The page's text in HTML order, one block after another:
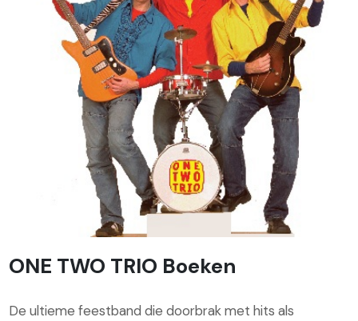
ONE TWO TRIO Boeken
De ultieme feestband die doorbrak met hits als